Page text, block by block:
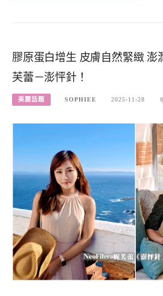
膠原蛋白增生 皮膚自然緊緻 澎
芙蕾－澎怦針！
美麗話題 SOPHIEE 2025-11-28